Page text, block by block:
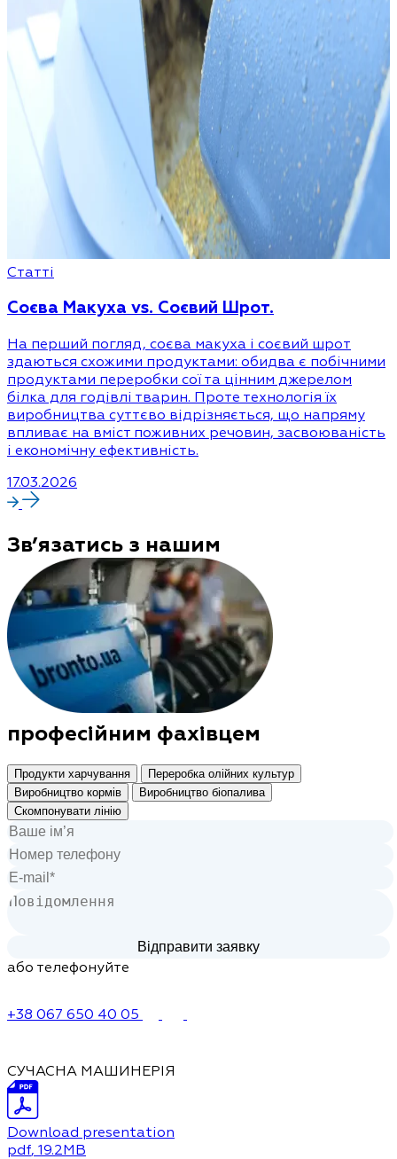
Статті
Соєва Макуха vs. Соєвий Шрот.
На перший погляд, соєва макуха і соєвий шрот
здаються схожими продуктами: обидва є побічними
продуктами переробки сої та цінним джерелом
білка для годівлі тварин. Проте технологія їх
виробництва суттєво відрізняється, що напряму
впливає на вміст поживних речовин, засвоюваність
і економічну ефективність.
17.03.2026
Зв’язатись з нашим
професійним фахівцем
Продукти харчування
Переробка олійних культур
Виробництво кормів
Виробництво біопалива
Скомпонувати лінію
або телефонуйте
+38 067 650 40 05
СУЧАСНА МАШИНЕРІЯ
Download presentation
pdf, 19.2MB